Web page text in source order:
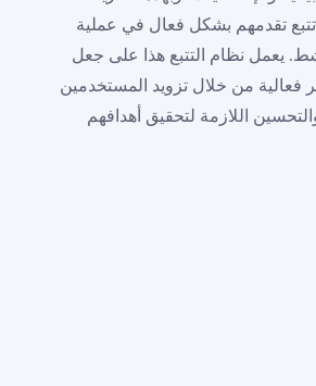
تقدمهم بشكل فعال في عملية
يعمل نظام التتبع هذا على جعل
فعالية من خلال تزويد المستخدمين
اللازمة لتحقيق أهدافهم